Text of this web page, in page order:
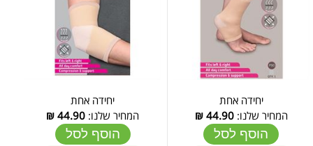
יחידה אחת
המחיר שלנו:44.90
₪
הוסף לסל
יחידה אחת
המחיר שלנו: 44.90
₪
הוסף לסל